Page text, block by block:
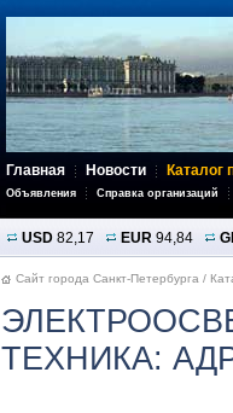
Главная Новости Каталог
Объявления Справка организаций
USD 82,17 EUR 94,84
Сайт города Санкт-Петербурга /
ТЕХНИКА: